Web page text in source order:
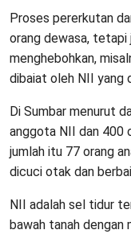
Proses pererkutan
orang dewasa, tetapi
menghebohkan,
dibaiat oleh NII yang
Di Sumbar menurut
anggota NII dan 400
jumlah itu 77 orang
dicuci otak dan
NII adalah sel tidur
bawah tanah dengan